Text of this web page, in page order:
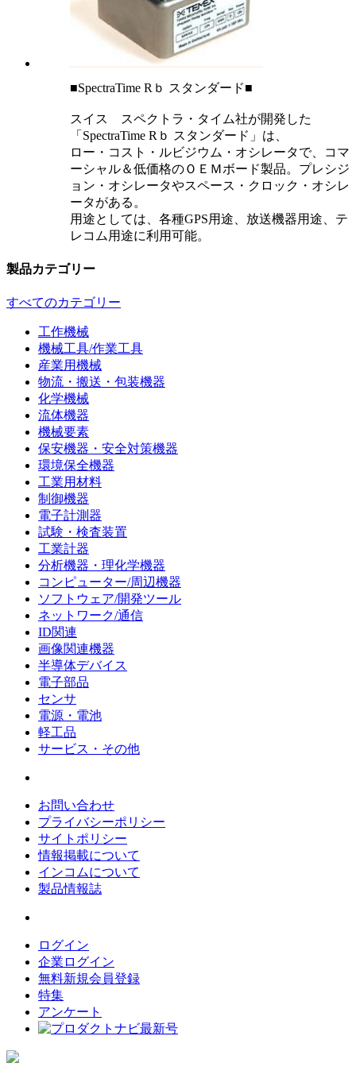
■SpectraTime Rｂ スタンダード■
スイス スペクトラ・タイム社が開発した
「SpectraTime Rｂ スタンダード」は、
ロー・コスト・ルビジウム・オシレータで、コマ
ーシャル＆低価格のＯＥＭボード製品。プレシジ
ョン・オシレータやスペース・クロック・オシレ
ータがある。
用途としては、各種GPS用途、放送機器用途、テ
レコム用途に利用可能。
製品カテゴリー
すべてのカテゴリー
工作機械
機械工具/作業工具
産業用機械
物流・搬送・包装機器
化学機械
流体機器
機械要素
保安機器・安全対策機器
環境保全機器
工業用材料
制御機器
電子計測器
試験・検査装置
工業計器
分析機器・理化学機器
コンピューター/周辺機器
ソフトウェア/開発ツール
ネットワーク/通信
ID関連
画像関連機器
半導体デバイス
電子部品
センサ
電源・電池
軽工品
サービス・その他
お問い合わせ
プライバシーポリシー
サイトポリシー
情報掲載について
インコムについて
製品情報誌
ログイン
企業ログイン
無料新規会員登録
特集
アンケート